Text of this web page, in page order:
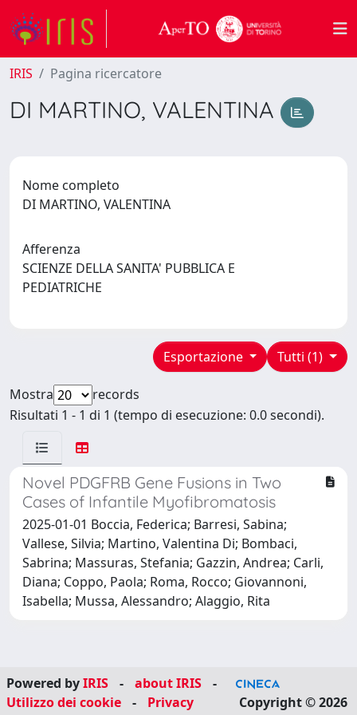
IRIS Pagina ricercatore
DI MARTINO, VALENTINA
Nome completo
DI MARTINO, VALENTINA
Afferenza
SCIENZE DELLA SANITA' PUBBLICA E
PEDIATRICHE
Tutti (1)
Esportazione
Mostra
records
Risultati 1 - 1 di 1 (tempo di esecuzione: 0.0 secondi).
Novel PDGFRB Gene Fusions in Two
Cases of Infantile Myofibromatosis
2025-01-01 Boccia, Federica; Barresi, Sabina;
Vallese, Silvia; Martino, Valentina Di; Bombaci,
Sabrina; Massuras, Stefania; Gazzin, Andrea; Carli,
Diana; Coppo, Paola; Roma, Rocco; Giovannoni,
Isabella; Mussa, Alessandro; Alaggio, Rita
Powered byIRIS - about IRIS
-
Utilizzo dei cookie
- Privacy Copyright © 2026